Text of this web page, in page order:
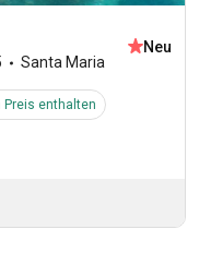
Santa Maria
Neu
enthalten